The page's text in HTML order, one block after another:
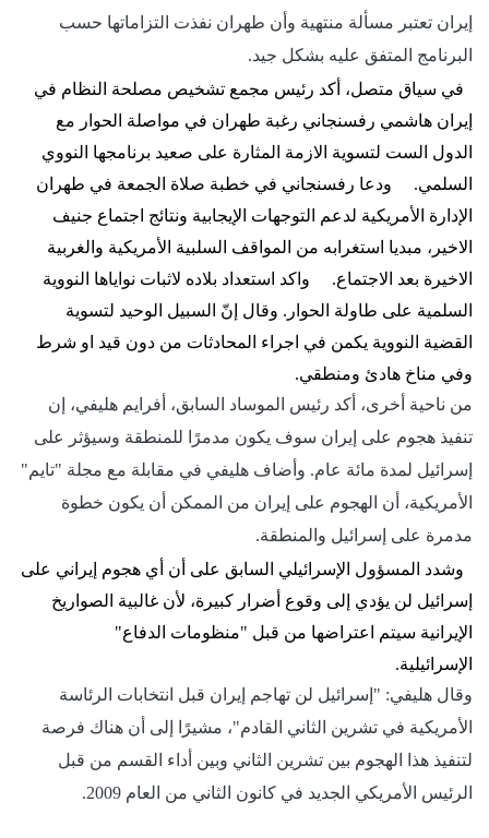
إيران تعتبر مسألة منتهية وأن طهران نفذت التزاماتها حسب
البرنامج المتفق عليه بشكل جيد.
في سياق متصل، أكد رئيس مجمع تشخيص مصلحة النظام في
إيران هاشمي رفسنجاني رغبة طهران في مواصلة الحوار مع
الدول الست لتسوية الازمة المثارة على صعيد برنامجها النووي
السلمي.
ودعا رفسنجاني في خطبة صلاة الجمعة في طهران
الإدارة الأمريكية لدعم التوجهات الإيجابية ونتائج اجتماع جنيف
الاخير، مبديا استغرابه من المواقف السلبية الأمريكية والغربية
الاخيرة بعد الاجتماع.
واكد استعداد بلاده لاثبات نواياها النووية
السلمية على طاولة الحوار. وقال إنّ السبيل الوحيد لتسوية
القضية النووية يكمن في اجراء المحادثات من دون قيد او شرط
وفي مناخ هادئ ومنطقي.
من ناحية أخرى، أكد رئيس الموساد السابق، أفرايم هليفي، إن
تنفيذ هجوم على إيران سوف يكون مدمرًا للمنطقة وسيؤثر على
إسرائيل لمدة مائة عام. وأضاف هليفي في مقابلة مع مجلة "تايم"
الأمريكية، أن الهجوم على إيران من الممكن أن يكون خطوة
مدمرة على إسرائيل والمنطقة.
وشدد المسؤول الإسرائيلي السابق على أن أي هجوم إيراني على
إسرائيل لن يؤدي إلى وقوع أضرار كبيرة، لأن غالبية الصواريخ
الإيرانية سيتم اعتراضها من قبل "منظومات الدفاع"
الإسرائيلية.
وقال هليفي: "إسرائيل لن تهاجم إيران قبل انتخابات الرئاسة
الأمريكية في تشرين الثاني القادم"، مشيرًا إلى أن هناك فرصة
لتنفيذ هذا الهجوم بين تشرين الثاني وبين أداء القسم من قبل
الرئيس الأمريكي الجديد في كانون الثاني من العام 2009.